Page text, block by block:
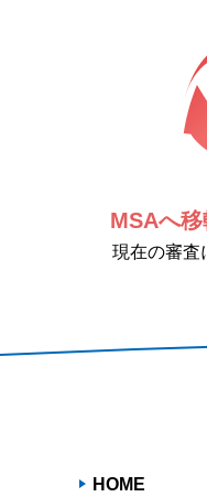
MSAへ
現在の審査
HOME